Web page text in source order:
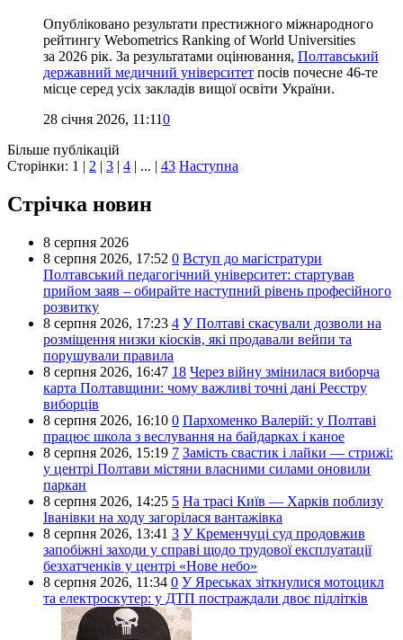
Опубліковано результати престижного міжнародного
рейтингу Webometrics Ranking of World Universities
за 2026 рік. За результатами оцінювання, Полтавський
державний медичний університет посів почесне 46-те
місце серед усіх закладів вищої освіти України.
28 січня 2026, 11:110
Більше публікацій
Сторінки: 1 | 2 | 3 | 4 | ... | 43 Наступна
Стрічка новин
8 серпня 2026
8 серпня 2026, 17:52 0 Вступ до магістратури
Полтавський педагогічний університет: стартував
прийом заяв – обирайте наступний рівень професійного
розвитку
8 серпня 2026, 17:23 4 У Полтаві скасували дозволи на
розміщення низки кіосків, які продавали вейпи та
порушували правила
8 серпня 2026, 16:47 18 Через війну змінилася виборча
карта Полтавщини: чому важливі точні дані Реєстру
виборців
8 серпня 2026, 16:10 0 Пархоменко Валерій: у Полтаві
працює школа з веслування на байдарках і каное
8 серпня 2026, 15:19 7 Замість свастик і лайки — стрижі:
у центрі Полтави містяни власними силами оновили
паркан
8 серпня 2026, 14:25 5 На трасі Київ — Харків поблизу
Іванівки на ходу загорілася вантажівка
8 серпня 2026, 13:41 3 У Кременчуці суд продовжив
запобіжні заходи у справі щодо трудової експлуатації
безхатченків у центрі «Нове небо»
8 серпня 2026, 11:34 0 У Яреськах зіткнулися мотоцикл
та електроскутер: у ДТП постраждали двоє підлітків